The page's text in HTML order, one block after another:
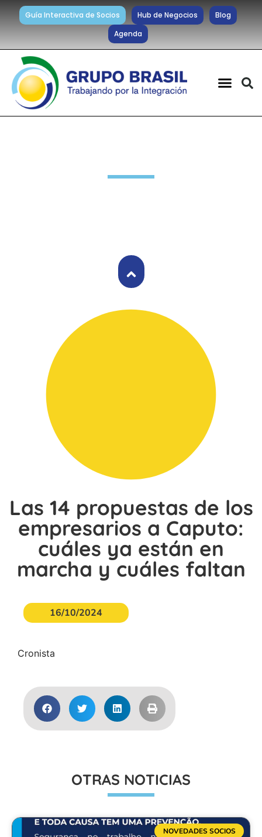
Guía Interactiva de Socios Hub de Negocios
Blog
Agenda
Las 14 propuestas de los
empresarios a Caputo:
cuáles ya están en
marcha y cuáles faltan
16/10/2024
Cronista
OTRAS NOTICIAS
NOVEDADES SOCIOS